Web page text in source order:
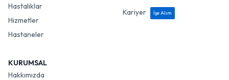
Hastalıklar
Hizmetler
Hastaneler
Kariyer
İşe Alım
KURUMSAL
Hakkımızda